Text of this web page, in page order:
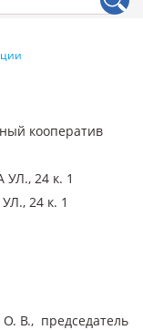
кооператив
24 к. 1
24 к. 1
В., председатель